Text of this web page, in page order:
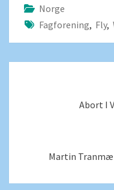
Norge
Fagforening, Fly,
Abort I
Martin